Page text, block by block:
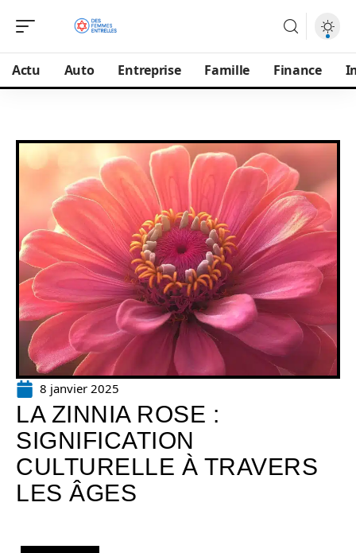
Actu Auto Entreprise Famille Finance
8 janvier 2025
LA ZINNIA ROSE :
SIGNIFICATION
CULTURELLE À TRAVERS
LES ÂGES